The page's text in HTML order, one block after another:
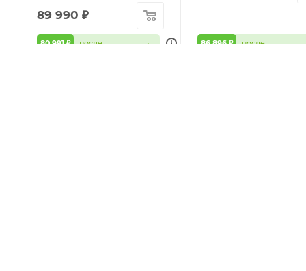
89 990 ₽
80 991 ₽
после
86 896 ₽
после